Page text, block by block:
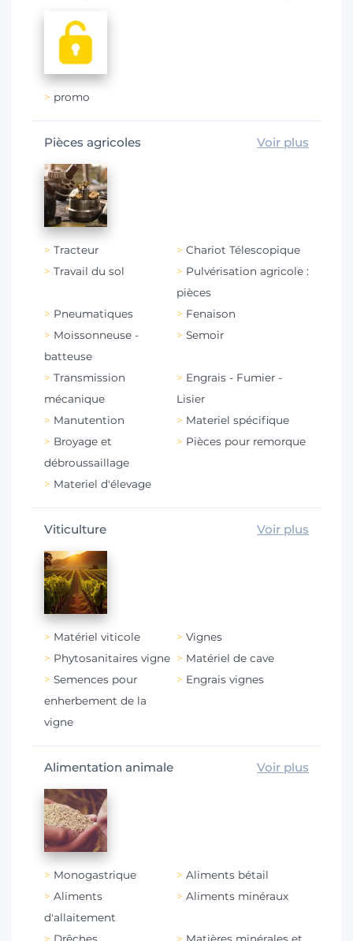
promo
Pièces agricoles Voir plus
Tracteur
Chariot Télescopique
Travail du sol
Pulvérisation agricole :
pièces
Pneumatiques
Fenaison
Moissonneuse -
batteuse
Semoir
Transmission
mécanique
Engrais - Fumier -
Lisier
Manutention
Materiel spécifique
Broyage et
débroussaillage
Pièces pour remorque
Materiel d'élevage
Viticulture Voir plus
Matériel viticole
Vignes
Phytosanitaires vigne
Matériel de cave
Semences pour
enherbement de la
vigne
Engrais vignes
Alimentation animale Voir plus
Monogastrique
Aliments bétail
Aliments
d'allaitement
Aliments minéraux